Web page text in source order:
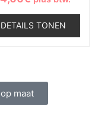
DETAILS TONEN
maat